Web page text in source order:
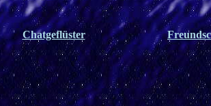
Chatgeflüster